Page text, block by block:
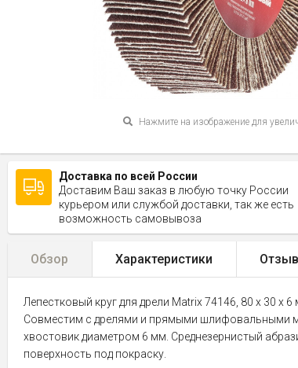
Нажмите на изображение для
Доставка по всей России
Доставим Ваш заказ в любую точку России
курьером или службой доставки, так же есть
возможность самовывоза
Обзор Характеристики
Лепестковый круг для дрели Matrix 74146, 80 х 30 х
Совместим с дрелями и прямыми шлифовальными
хвостовик диаметром 6 мм. Среднезернистый
поверхность под покраску.